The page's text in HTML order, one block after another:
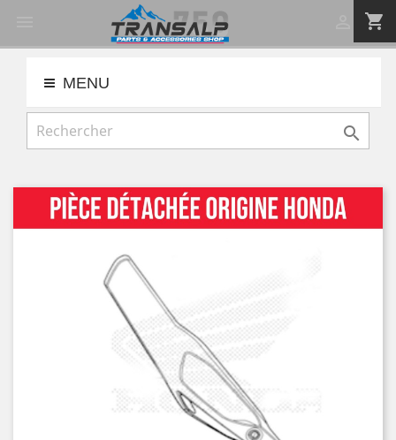
shopping_cart
MENU
